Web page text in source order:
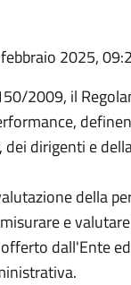
2025,
2009, il
dirigenti e
della
e
dall'Ente